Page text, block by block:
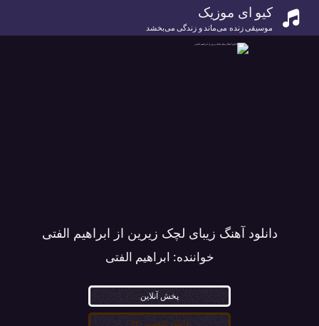
کیو ای موزیک
موسیقی زنده می‌ماند و زندگی می‌بخشد
دانلود آهنگ زیبای لچک زیرین از ابراهیم الفتی
خواننده: ابراهیم الفتی
پخش آنلاین
دانلود کیفیت ۳۲۰